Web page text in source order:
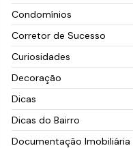
Condomínios
Corretor de Sucesso
Curiosidades
Decoração
Dicas
Dicas do Bairro
Documentação Imobiliária